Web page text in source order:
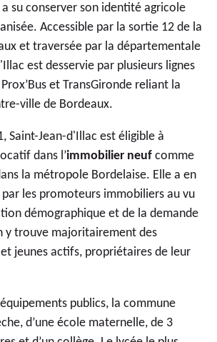
su conserver son identité agricole
Accessible par la sortie 12 de la
et traversée par la départementale
est desservie par plusieurs lignes
et TransGironde reliant la
ville de Bordeaux.
Saint-Jean-d'Illac est éligible à
dans l’immobilier neuf comme
la métropole Bordelaise. Elle a en
les promoteurs immobiliers au vu
démographique et de la demande
y trouve majoritairement des
jeunes actifs, propriétaires de leur
publics, la commune
d’une école maternelle, de 3